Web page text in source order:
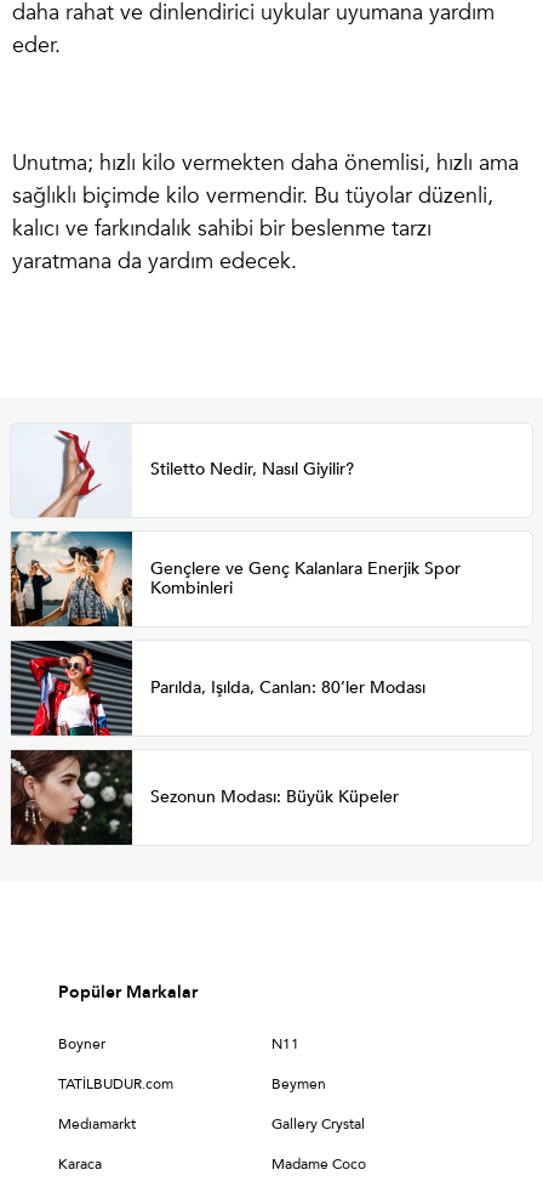
daha rahat ve dinlendirici uykular uyumana yardım
eder.
Unutma; hızlı kilo vermekten daha önemlisi, hızlı ama
sağlıklı biçimde kilo vermendir. Bu tüyolar düzenli,
kalıcı ve farkındalık sahibi bir beslenme tarzı
yaratmana da yardım edecek.
Stiletto Nedir, Nasıl Giyilir?
Gençlere ve Genç Kalanlara Enerjik Spor
Kombinleri
Parılda, Işılda, Canlan: 80’ler Modası
Sezonun Modası: Büyük Küpeler
Popüler Markalar
Boyner N11
TATİLBUDUR.com Beymen
Medıamarkt Gallery Crystal
Karaca Madame Coco